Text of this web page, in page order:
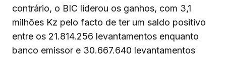
contrário, o BIC liderou os ganhos, com 3,1
milhões Kz pelo facto de ter um saldo positivo
entre os 21.814.256 levantamentos enquanto
banco emissor e 30.667.640 levantamentos